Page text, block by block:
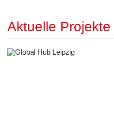
Aktuelle Projekte